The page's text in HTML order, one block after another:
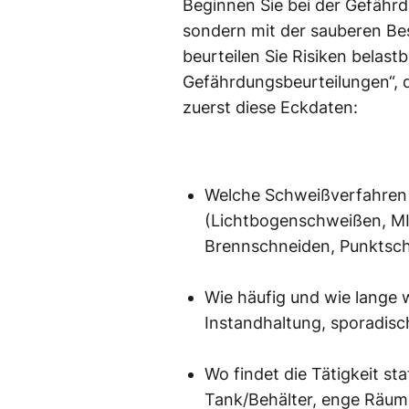
Beginnen Sie bei der
sondern mit der sauberen
beurteilen Sie Risiken
Gefährdungsbeurteilungen“,
zuerst diese Eckdaten:
Welche
(Lichtbogenschweißen,
Brennschneiden,
Wie häufig und wie lange
Instandhaltung,
Wo findet die Tätigkeit
Tank/Behälter, enge